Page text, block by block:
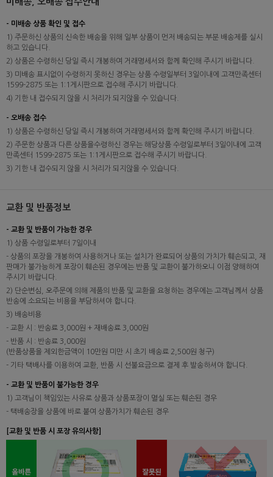
- 미배송 상품 확인 및 접수
1) 주문하신 상품의 신속한 배송을 위해 일부 상품이 먼저 배송되는 부분 배송제를 실시
하고 있습니다.
2) 상품은 수령하신 당일 즉시 개봉하여 거래명세서와 함께 확인해 주시기 바랍니다.
3) 미배송 표시없이 수령하지 못하신 경우는 상품 수령일부터 3일이내에 고객만족센터
1599-2875 또는 1:1게시판으로 접수해 주시기 바랍니다.
4) 기한 내 접수되지 않을 시 처리가 되지않을 수 있습니다.
- 오배송 접수
1) 상품은 수령하신 당일 즉시 개봉하여 거래명세서와 함께 확인해 주시기 바랍니다.
2) 주문한 상품과 다른 상품을수령하신 경우는 해당상품 수령일로부터 3일이내에 고객
만족센터 1599-2875 또는 1:1게시판으로 접수해 주시기 바랍니다.
3) 기한 내 접수되지 않을 시 처리가 되지않을 수 있습니다.
교환 및 반품정보
- 교환 및 반품이 가능한 경우
1) 상품 수령일로부터 7일이내
- 상품의 포장을 개봉하여 사용하거나 또는 설치가 완료되어 상품의 가치가 훼손되고, 재
판매가 불가능하게 포장이 훼손된 경우에는 반품 및 교환이 불가하오니 이점 양해하여
주시기 바랍니다.
2) 단순변심, 오주문에 의해 제품의 반품 및 교환을 요청하는 경우에는 고객님께서 상품
반송에 소요되는 비용을 부담하셔야 합니다.
3) 배송비용
- 교환 시 : 반송료 3,000원 + 재배송료 3,000원
- 반품 시 : 반송료 3,000원
(반품상품을 제외한금액이 10만원 미만 시 초기 배송료 2,500원 청구)
- 기타 택배사를 이용하여 교환, 반품 시 선불요금으로 결제 후 발송하셔야 합니다.
- 교환 및 반품이 불가능한 경우
1) 고객님이 책임있는 사유로 상품과 상품포장이 멸실 또는 훼손된 경우
- 택배송장을 상품에 바로 붙여 상품가치가 훼손된 경우
[교환 및 반품 시 포장 유의사항]